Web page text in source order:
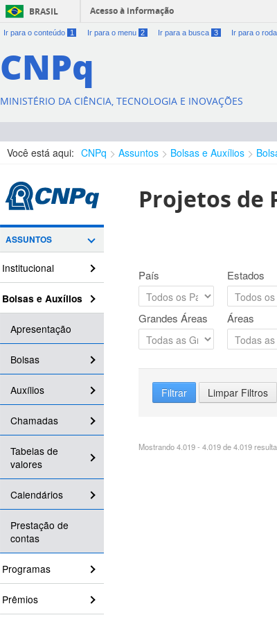
BRASIL Acesso à informação
Ir para o conteúdo 1 Ir para o menu 2 Ir para a busca 3 Ir para o
CNPq
MINISTÉRIO DA CIÊNCIA, TECNOLOGIA E INOVAÇÕES
Você está aqui: CNPq Assuntos Bolsas e Auxílios
ASSUNTOS
Institucional
Bolsas e Auxílios
Apresentação
Bolsas
Auxílios
Chamadas
Tabelas de
valores
Calendários
Prestação de
contas
Programas
Prêmios
Projetos de
País Estados
Grandes Áreas Áreas
Filtrar Limpar Filtros
Mostrando 4.019 - 4.019 de 4.019